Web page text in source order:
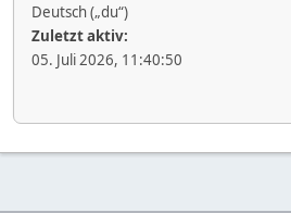
Deutsch („du“)
Zuletzt aktiv:
05. Juli 2026, 11:40:50